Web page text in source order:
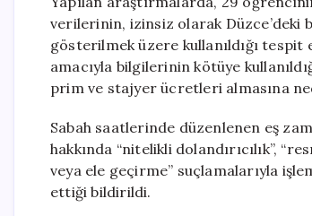
verilerinin, izinsiz olarak Düzce’deki
gösterilmek üzere kullanıldığı
amacıyla bilgilerinin kötüye
prim ve stajyer ücretleri almasına
Sabah saatlerinde düzenlenen eş
hakkında “nitelikli dolandırıcılık”,
veya ele geçirme” suçlamalarıyla
ettiği bildirildi.